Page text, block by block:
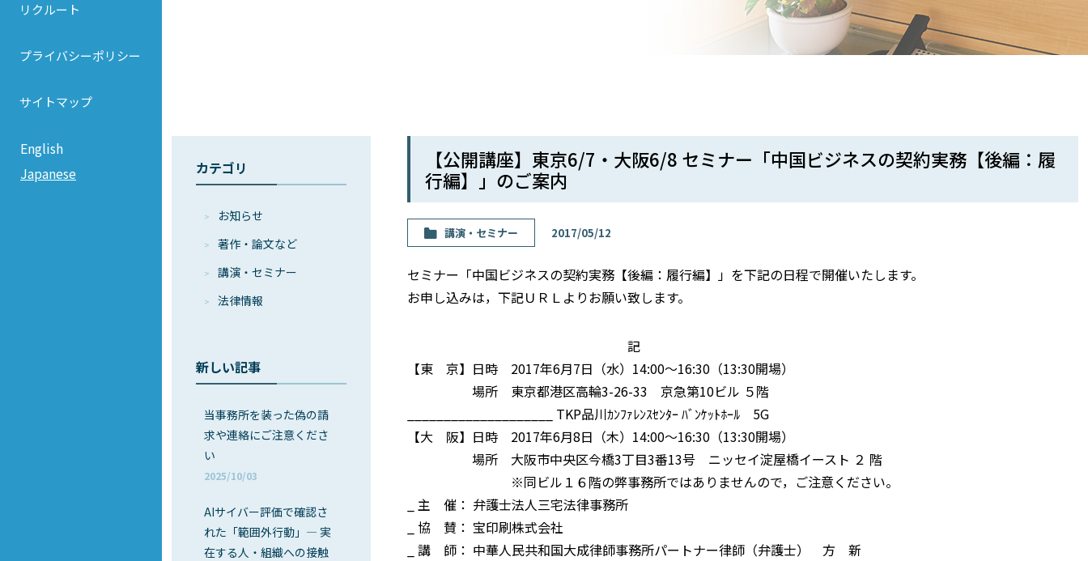
リクルート
プライバシーポリシー
サイトマップ
English
Japanese
カテゴリ
お知らせ
著作・論⽂など
講演・セミナー
法律情報
新しい記事
当事務所を装った偽の請
求や連絡にご注意くださ
い
2025/10/03
AIサイバー評価で確認さ
れた「範囲外行動」― 実
在する人・組織への接触
【公開講座】東京6/7・大阪6/8 セミナー「中国ビジネスの契約実務【後編：履
行編】」のご案内
講演・セミナー 2017/05/12
セミナー「中国ビジネスの契約実務【後編：履行編】」を下記の日程で開催いたします。
お申し込みは，下記ＵＲＬよりお願い致します。
記
【東 京】日時 2017年6月7日（水）14:00〜16:30（13:30開場）
場所 東京都港区高輪3-26-33 京急第10ビル ５階
____________________ TKP品川ｶﾝﾌｧﾚﾝｽｾﾝﾀｰ ﾊﾞﾝｹｯﾄﾎｰﾙ 5G
【大 阪】日時 2017年6月8日（木）14:00〜16:30（13:30開場）
場所 大阪市中央区今橋3丁目3番13号 ニッセイ淀屋橋イースト ２ 階
※同ビル１６階の弊事務所ではありませんので，ご注意ください。
_ 主 催： 弁護士法人三宅法律事務所
_ 協 賛： 宝印刷株式会社
_ 講 師： 中華人民共和国大成律師事務所パートナー律師（弁護士） 方 新